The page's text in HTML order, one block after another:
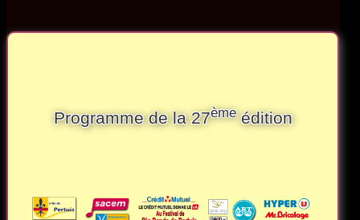
Programme de la 27èmeédition